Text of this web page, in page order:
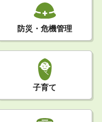
防災・危機管理
子育て